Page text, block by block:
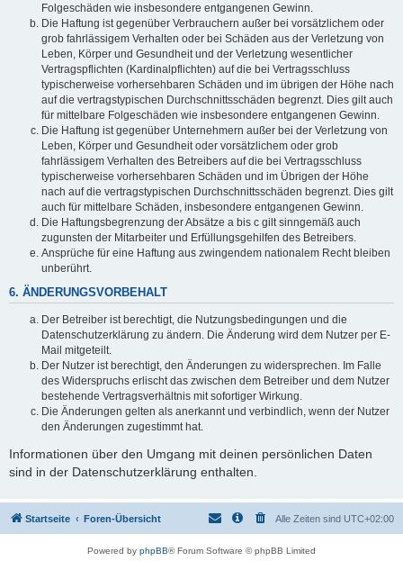
Folgeschäden wie insbesondere entgangenen Gewinn.
Die Haftung ist gegenüber Verbrauchern außer bei vorsätzlichem oder
grob fahrlässigem Verhalten oder bei Schäden aus der Verletzung von
Leben, Körper und Gesundheit und der Verletzung wesentlicher
Vertragspflichten (Kardinalpflichten) auf die bei Vertragsschluss
typischerweise vorhersehbaren Schäden und im übrigen der Höhe nach
auf die vertragstypischen Durchschnittsschäden begrenzt. Dies gilt auch
für mittelbare Folgeschäden wie insbesondere entgangenen Gewinn.
Die Haftung ist gegenüber Unternehmern außer bei der Verletzung von
Leben, Körper und Gesundheit oder vorsätzlichem oder grob
fahrlässigem Verhalten des Betreibers auf die bei Vertragsschluss
typischerweise vorhersehbaren Schäden und im Übrigen der Höhe
nach auf die vertragstypischen Durchschnittsschäden begrenzt. Dies gilt
auch für mittelbare Schäden, insbesondere entgangenen Gewinn.
Die Haftungsbegrenzung der Absätze a bis c gilt sinngemäß auch
zugunsten der Mitarbeiter und Erfüllungsgehilfen des Betreibers.
Ansprüche für eine Haftung aus zwingendem nationalem Recht bleiben
unberührt.
6. ÄNDERUNGSVORBEHALT
Der Betreiber ist berechtigt, die Nutzungsbedingungen und die
Datenschutzerklärung zu ändern. Die Änderung wird dem Nutzer per E-
Mail mitgeteilt.
Der Nutzer ist berechtigt, den Änderungen zu widersprechen. Im Falle
des Widerspruchs erlischt das zwischen dem Betreiber und dem Nutzer
bestehende Vertragsverhältnis mit sofortiger Wirkung.
Die Änderungen gelten als anerkannt und verbindlich, wenn der Nutzer
den Änderungen zugestimmt hat.
Informationen über den Umgang mit deinen persönlichen Daten
sind in der Datenschutzerklärung enthalten.
Startseite Foren-Übersicht Alle Zeiten sind UTC+02:00
Powered by phpBB® Forum Software © phpBB Limited